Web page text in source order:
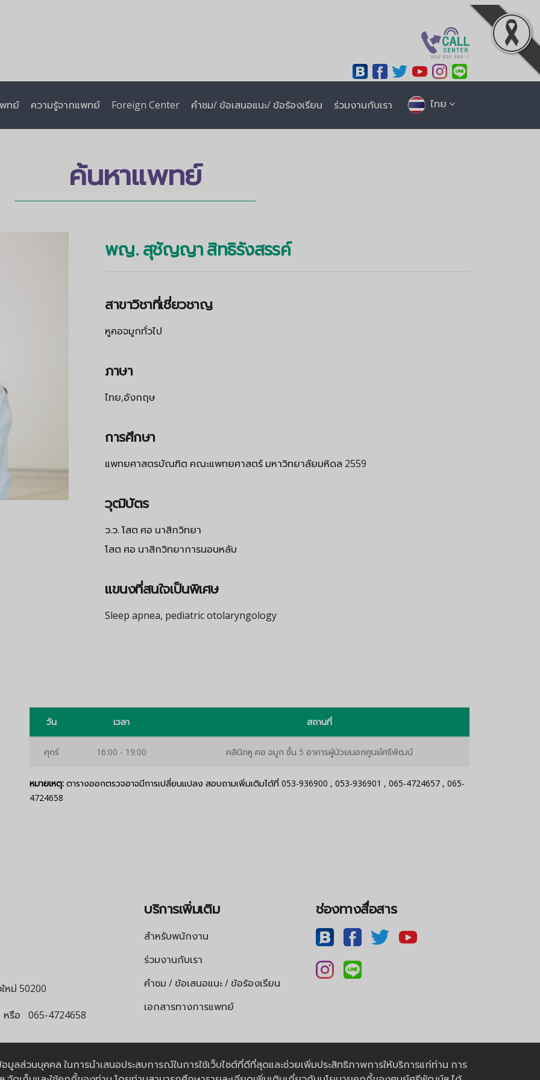
ทย์ ความรู้จากแพทย์ Foreign Center คำชม/ ข้อเสนอแนะ/ ข้อร้องเรียน ร่วมงานกับเรา ไทย
ค้นหาแพทย์
พญ. สุชัญญา สิทธิรังสรรค์
สาขาวิชาที่เชี่ยวชาญ
หูคอจมูกทั่วไป
ภาษา
ไทย,อังกฤษ
การศึกษา
แพทยศาสตรบัณฑิต คณะแพทยศาสตร์ มหาวิทยาลัยมหิดล 2559
วุฒิบัตร
ว.ว. โสต ศอ นาสิกวิทยา
โสต ศอ นาสิกวิทยาการนอนหลับ
แขนงที่สนใจเป็นพิเศษ
Sleep apnea, pediatric otolaryngology
วัน เวลา สถานที่
ศุกร์ 16:00 - 19:00 คลินิกหู คอ จมูก ชั้น 5 อาคารผู้ป่วยนอกศูนย์ศรีพัฒน์
หมายเหตุ: ตารางออกตรวจอาจมีการเปลี่ยนแปลง สอบถามเพิ่มเติมได้ที่ 053-936900 , 053-936901 , 065-4724657 , 065-
4724658
หม่ 50200
หรือ 065-4724658
บริการเพิ่มเติม
สำหรับพนักงาน
ร่วมงานกับเรา
คำชม / ข้อเสนอแนะ / ข้อร้องเรียน
เอกสารทางการแพทย์
ช่องทางสื่อสาร
นโยบายความเป็นส่วนตัว |นโยบายคุกกี้
ลส่วนบุคคล ในการนำเสนอประสบการณ์ในการใช้เว็บไซต์ที่ดีที่สุดและช่วยเพิ่มประสิทธิภาพการให้บริการแก่ท่าน การ